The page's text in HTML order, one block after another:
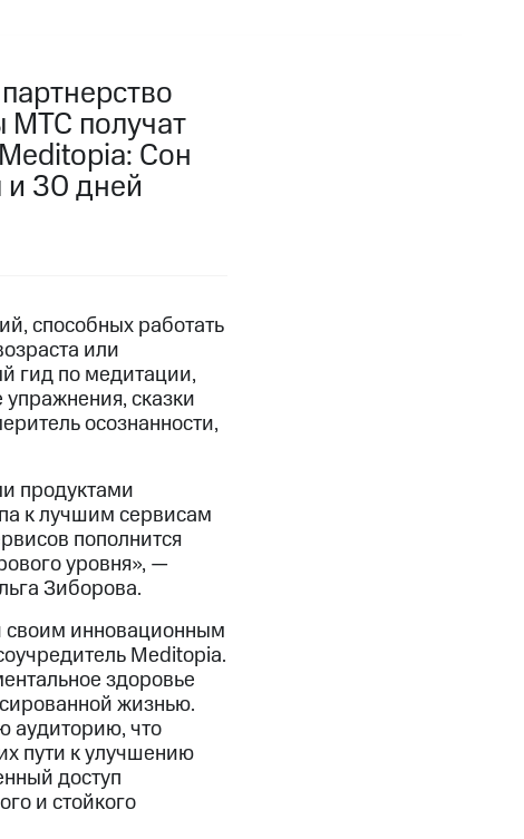
МТС получат
Сон
30 дней
способных работать
или
гид по медитации,
сказки
осознанности,
продуктами
к лучшим сервисам
пополнится
уровня», —
Зиборова.
своим инновационным
Meditopia.
здоровье
жизнью.
аудиторию, что
пути к улучшению
доступ
и стойкого